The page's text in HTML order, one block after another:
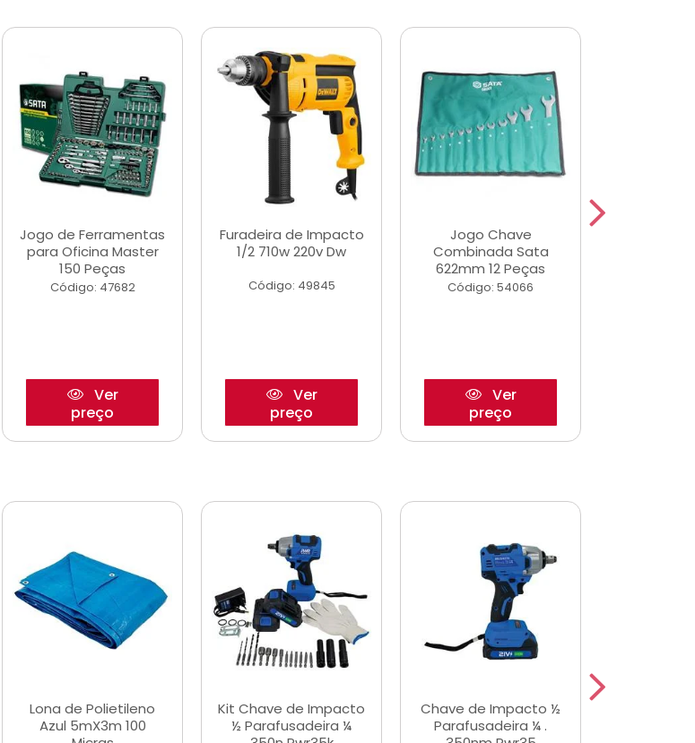
Jogo de Ferramentas
para Oficina Master
150 Peças
Código: 47682
Ver
preço
Furadeira de Impacto
1/2 710w 220v Dw
Código: 49845
Ver
preço
Jogo Chave
Combinada Sata
622mm 12 Peças
Código: 54066
Ver
preço
Lona de Polietileno
Azul 5mX3m 100
Kit Chave de Impacto
½ Parafusadeira ¼
Chave de Impacto ½
Parafusadeira ¼ .